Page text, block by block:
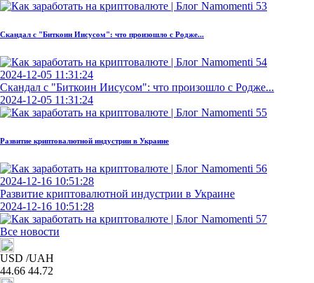
Скандал с "Биткоин Иисусом": что произошло с Родже...
2024-12-05 11:31:24
Скандал с "Биткоин Иисусом": что произошло с Родже...
2024-12-05 11:31:24
Развитие криптовалютной индустрии в Украине
2024-12-16 10:51:28
Развитие криптовалютной индустрии в Украине
2024-12-16 10:51:28
Все новости
USD /UAH
44.66 44.72